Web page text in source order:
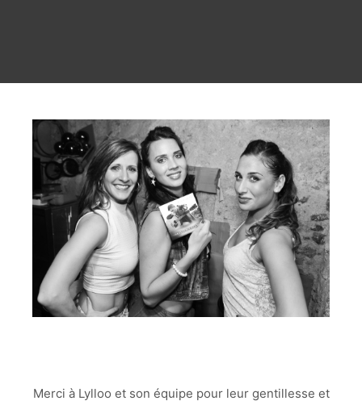
Merci à Lylloo et son équipe pour leur gentillesse et